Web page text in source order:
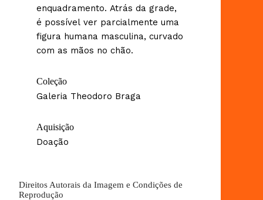
enquadramento. Atrás da grade,
é possível ver parcialmente uma
figura humana masculina, curvado
com as mãos no chão.
Coleção
Galeria Theodoro Braga
Aquisição
Doação
Direitos Autorais da Imagem e Condições de
Reprodução